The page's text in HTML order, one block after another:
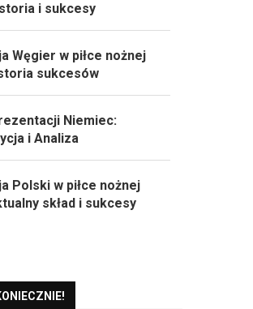
i sukcesy
Węgier w piłce nożnej
sukcesów
Niemiec:
i Analiza
Polski w piłce nożnej
skład i sukcesy